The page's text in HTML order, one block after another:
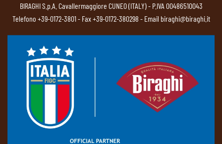
BIRAGHI S.p.A. Cavallermaggiore CUNEO (ITALY) - P.IVA 00486510043
Telefono +39-0172-3801- Fax +39-0172-380298 - Email biraghi@biraghi.it